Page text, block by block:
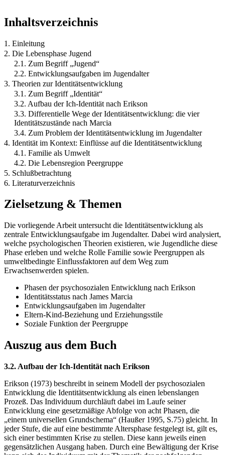
Inhaltsverzeichnis
1. Einleitung
2. Die Lebensphase Jugend
2.1. Zum Begriff „Jugend“
2.2. Entwicklungsaufgaben im Jugendalter
3. Theorien zur Identitätsentwicklung
3.1. Zum Begriff „Identität“
3.2. Aufbau der Ich-Identität nach Erikson
3.3. Differentielle Wege der Identitätsentwicklung: die vier
Identitätszustände nach Marcia
3.4. Zum Problem der Identitätsentwicklung im Jugendalter
4. Identität im Kontext: Einflüsse auf die Identitätsentwicklung
4.1. Familie als Umwelt
4.2. Die Lebensregion Peergruppe
5. Schlußbetrachtung
6. Literaturverzeichnis
Zielsetzung & Themen
Die vorliegende Arbeit untersucht die Identitätsentwicklung als
zentrale Entwicklungsaufgabe im Jugendalter. Dabei wird analysiert,
welche psychologischen Theorien existieren, wie Jugendliche diese
Phase erleben und welche Rolle Familie sowie Peergruppen als
umweltbedingte Einflussfaktoren auf dem Weg zum
Erwachsenwerden spielen.
Phasen der psychosozialen Entwicklung nach Erikson
Identitätsstatus nach James Marcia
Entwicklungsaufgaben im Jugendalter
Eltern-Kind-Beziehung und Erziehungsstile
Soziale Funktion der Peergruppe
Auszug aus dem Buch
3.2. Aufbau der Ich-Identität nach Erikson
Erikson (1973) beschreibt in seinem Modell der psychosozialen
Entwicklung die Identitätsentwicklung als einen lebenslangen
Prozeß. Das Individuum durchläuft dabei im Laufe seiner
Entwicklung eine gesetzmäßige Abfolge von acht Phasen, die
„einem universellen Grundschema“ (Haußer 1995, S.75) gleicht. In
jeder Stufe, die auf eine bestimmte Altersphase festgelegt ist, gilt es,
sich einer bestimmten Krise zu stellen. Diese kann jeweils einen
gegensätzlichen Ausgang haben. Durch eine Bewältigung der Krise